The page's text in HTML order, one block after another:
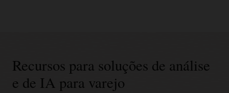
Recursos para soluções de análise
e de IA para varejo